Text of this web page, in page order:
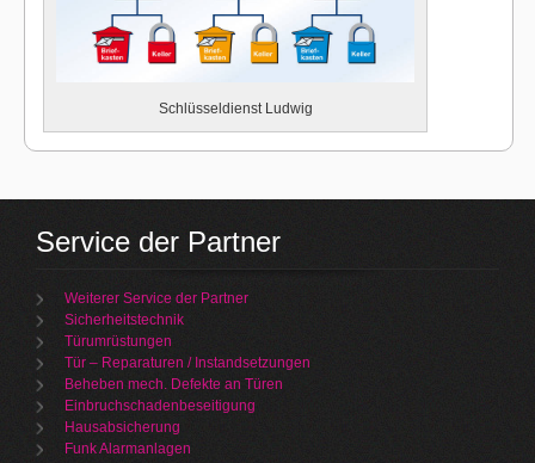
Schlüsseldienst Ludwig
Service der Partner
Weiterer Service der Partner
Sicherheitstechnik
Türumrüstungen
Tür – Reparaturen / Instandsetzungen
Beheben mech. Defekte an Türen
Einbruchschadenbeseitigung
Hausabsicherung
Funk Alarmanlagen